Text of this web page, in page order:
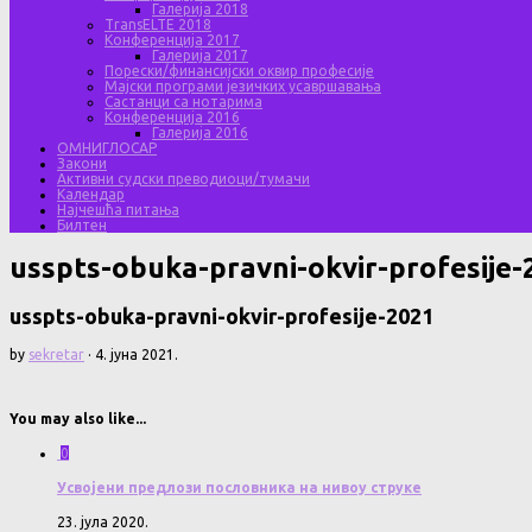
Галерија 2018
TransELTE 2018
Конференција 2017
Галерија 2017
Порески/финансијски оквир професије
Мајски програми језичких усавршавања
Састанци са нотарима
Конференција 2016
Галерија 2016
ОМНИГЛОСАР
Закони
Активни судски преводиоци/тумачи
Календар
Најчешћа питања
Билтен
usspts-obuka-pravni-okvir-profesije-
usspts-obuka-pravni-okvir-profesije-2021
by sekretar · 4. јуна 2021.
You may also like...
0
Усвојени предлози пословника на нивоу струке
23. јула 2020.